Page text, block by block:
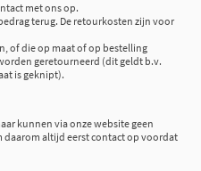
met ons op.
terug. De retourkosten zijn voor
of die op maat of op bestelling
geretourneerd (dit geldt b.v.
is geknipt).
kunnen via onze website geen
daarom altijd eerst contact op voordat